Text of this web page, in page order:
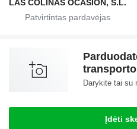
LAS COLINAS OCASION, S.L.
Darykite tai su
Įdėti